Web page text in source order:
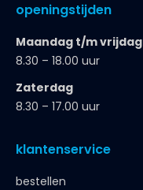
openingstijden
Maandag t/m vrijdag
8.30 – 18.00 uur
Zaterdag
8.30 – 17.00 uur
klantenservice
bestellen